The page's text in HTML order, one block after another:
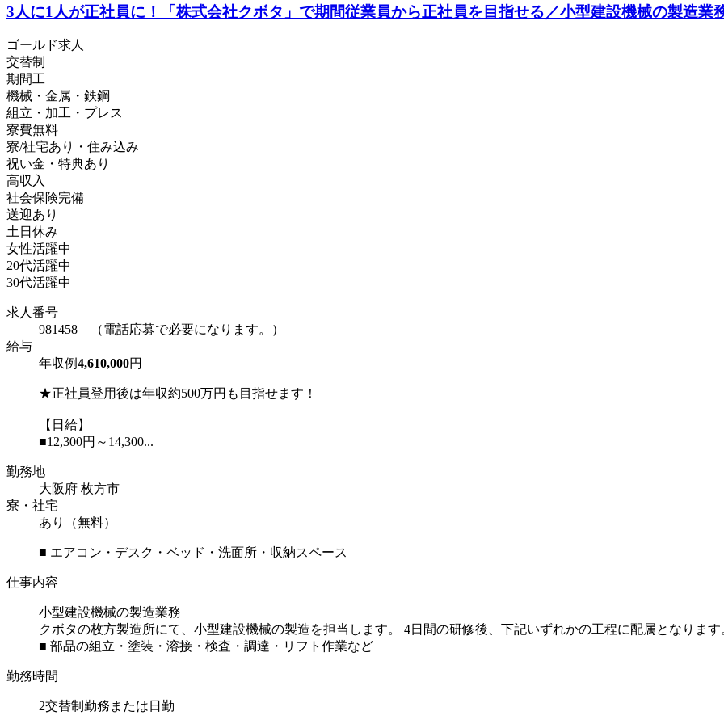
3人に1人が正社員に！「株式会社クボタ」で期間従業員から正社員を目指せる／小型建設機械の製造業
ゴールド求人
交替制
期間工
機械・金属・鉄鋼
組立・加工・プレス
寮費無料
寮/社宅あり・住み込み
祝い金・特典あり
高収入
社会保険完備
送迎あり
土日休み
女性活躍中
20代活躍中
30代活躍中
求人番号
981458 （電話応募で必要になります。）
給与
年収例4,610,000円
★正社員登用後は年収約500万円も目指せます！
【日給】
■12,300円～14,300...
勤務地
大阪府 枚方市
寮・社宅
あり（無料）
■ エアコン・デスク・ベッド・洗面所・収納スペース
仕事内容
小型建設機械の製造業務
クボタの枚方製造所にて、小型建設機械の製造を担当します。 4日間の研修後、下記いずれかの工程に配属となります
■ 部品の組立・塗装・溶接・検査・調達・リフト作業など
勤務時間
2交替制勤務または日勤